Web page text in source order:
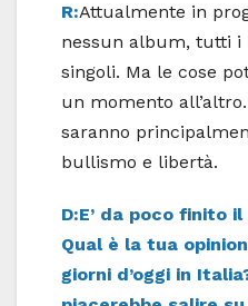
R:Attualmente in
nessun album, tutti i
singoli. Ma le cose
un momento
saranno
bullismo e libertà.
D:E’ da poco finito
Qual è la tua
giorni d’oggi in